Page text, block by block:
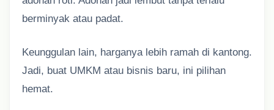
berminyak atau padat.
Keunggulan lain, harganya lebih ramah di kantong.
Jadi, buat UMKM atau bisnis baru, ini pilihan
hemat.